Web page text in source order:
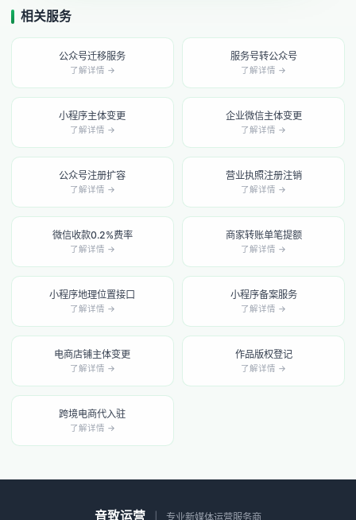
相关服务
公众号迁移服务
了解详情 →
服务号转公众号
了解详情 →
小程序主体变更
了解详情 →
企业微信主体变更
了解详情 →
公众号注册扩容
了解详情 →
营业执照注册注销
了解详情 →
微信收款0.2%费率
了解详情 →
商家转账单笔提额
了解详情 →
小程序地理位置接口
了解详情 →
小程序备案服务
了解详情 →
电商店铺主体变更
了解详情 →
作品版权登记
了解详情 →
跨境电商代入驻
了解详情 →
音致运营 专业新媒体运营服务商